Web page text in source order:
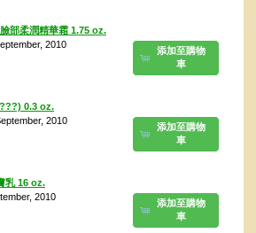
部柔潤精華霜 1.75 oz.
2010
添加至購物
車
0.3 oz.
2010
添加至購物
車
乳 16 oz.
2010
添加至購物
車